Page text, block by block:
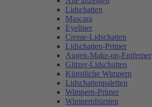
Lidschatten
Mascara
Eyeliner
Creme-Lidschatten
Lidschatten-Primer
Augen-Make-up-Entferner
Glitzer-Lidschatten
Künstliche Wimpern
Lidschattenpaletten
Wimpern-Primer
Wimpernbürsten